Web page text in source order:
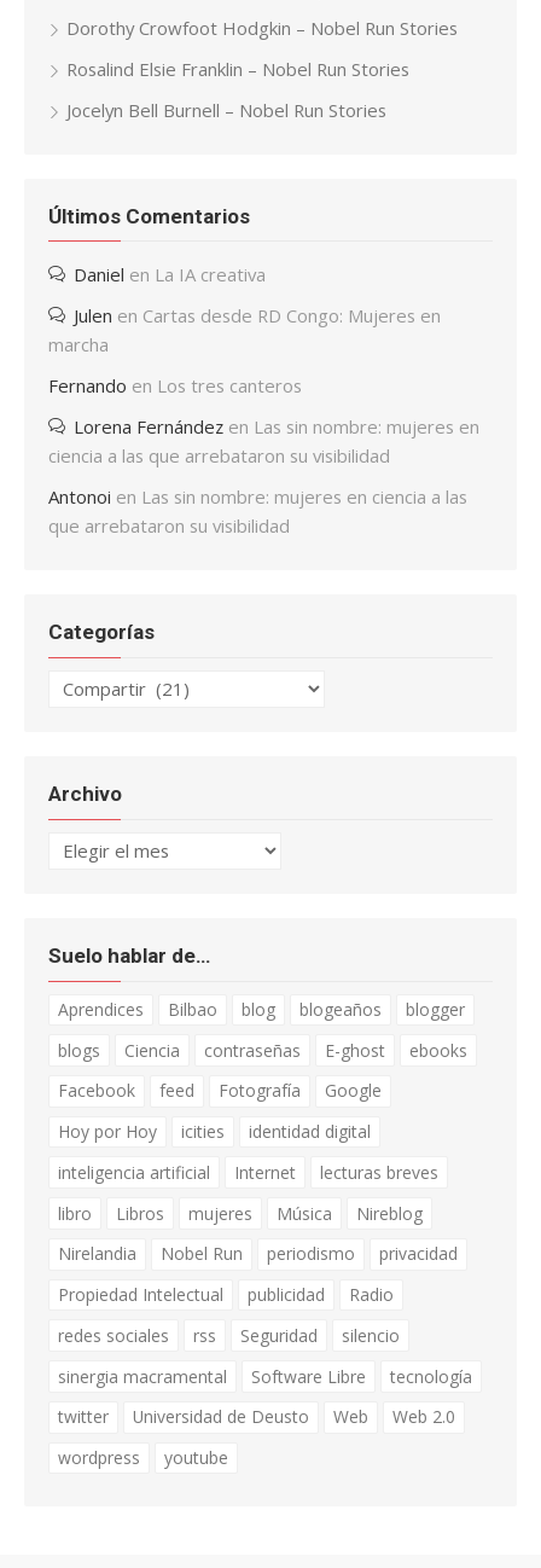
Dorothy Crowfoot Hodgkin – Nobel Run Stories
Rosalind Elsie Franklin – Nobel Run Stories
Jocelyn Bell Burnell – Nobel Run Stories
Últimos Comentarios
Daniel en La IA creativa
Julen en Cartas desde RD Congo: Mujeres en
marcha
Fernando en Los tres canteros
Lorena Fernández en Las sin nombre: mujeres en
ciencia a las que arrebataron su visibilidad
Antonoi en Las sin nombre: mujeres en ciencia a las
que arrebataron su visibilidad
Categorías
Categorías
Archivo
Archivo
Suelo hablar de…
Aprendices Bilbao blog blogeaños
blogger
blogs
Ciencia contraseñas E-ghost
ebooks
Facebook
feed Fotografía
Google
Hoy por Hoy
icities
identidad digital
inteligencia artificial
Internet
lecturas breves
libro
Libros mujeres Música
Nireblog
Nirelandia
Nobel Run periodismo
privacidad
Propiedad Intelectual
publicidad
Radio
redes sociales
rss Seguridad
silencio
sinergia macramental
Software Libre
tecnología
twitter
Universidad de Deusto Web
Web 2.0
wordpress
youtube